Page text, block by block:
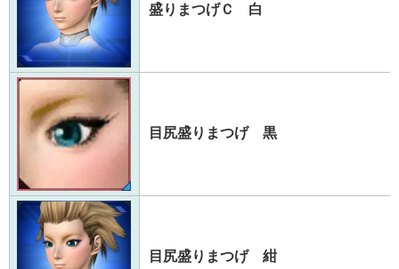
盛りまつげＣ 白
目尻盛りまつげ 黒
目尻盛りまつげ 紺